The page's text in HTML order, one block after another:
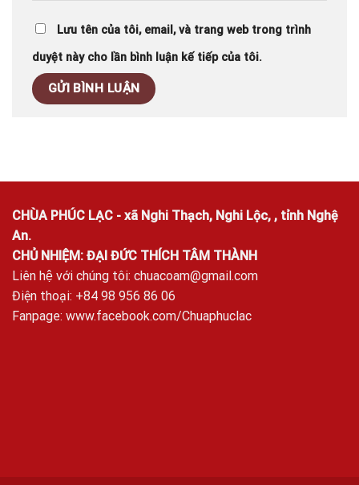
Lưu tên của tôi, email, và trang web trong trình
duyệt này cho lần bình luận kế tiếp của tôi.
CHÙA PHÚC LẠC - xã Nghi Thạch, Nghi Lộc, , tỉnh Nghệ
An.
CHỦ NHIỆM: ĐẠI ĐỨC THÍCH TÂM THÀNH
Liên hệ với chúng tôi: chuacoam@gmail.com
Điện thoại: +84 98 956 86 06
Fanpage: www.facebook.com/Chuaphuclac